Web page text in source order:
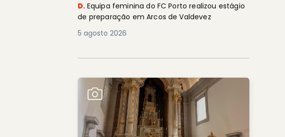
D. Equipa feminina do FC Porto realizou estágio
de preparação em Arcos de Valdevez
5 agosto 2026